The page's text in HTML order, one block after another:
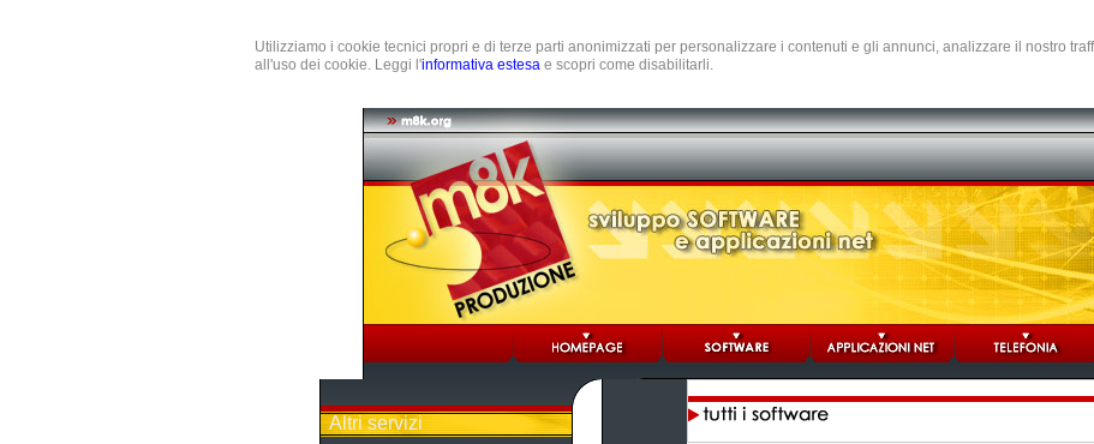
Utilizziamo i cookie tecnici propri e di terze parti anonimizzati per personalizzare i contenuti e gli annunci, analizzare il nostro
all'uso dei cookie. Leggi l'informativa estesa e scopri come disabilitarli.
Altri servizi